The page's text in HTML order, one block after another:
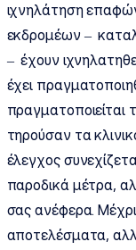
ιχνηλάτηση
εκδρομέων –
– έχουν
έχει
τηρούσαν τα
έλεγχος
παροδικά μέτρα,
σας ανέφερα.
αποτελέσματα,